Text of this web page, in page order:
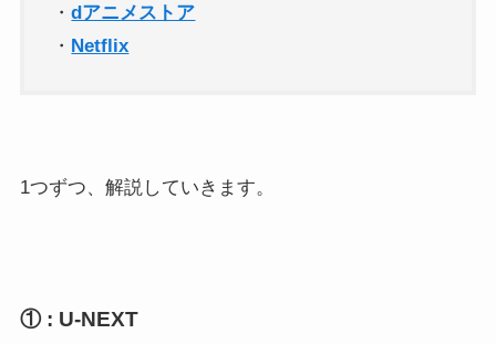
・dアニメストア
・ Netflix
1つずつ、解説していきます。
① : U-NEXT